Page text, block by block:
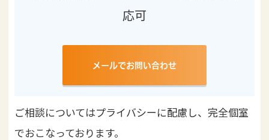
応可
メールでお問い合わせ
ご相談についてはプライバシーに配慮し、完全個室
でおこなっております。